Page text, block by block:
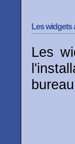
Les widgets
Les